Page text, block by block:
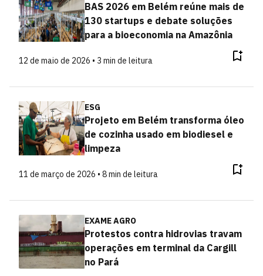
BAS 2026 em Belém reúne mais de
130 startups e debate soluções
para a bioeconomia na Amazônia
12 de maio de 2026 • 3 min de leitura
ESG
Projeto em Belém transforma óleo
de cozinha usado em biodiesel e
limpeza
11 de março de 2026 • 8 min de leitura
EXAME AGRO
Protestos contra hidrovias travam
operações em terminal da Cargill
no Pará